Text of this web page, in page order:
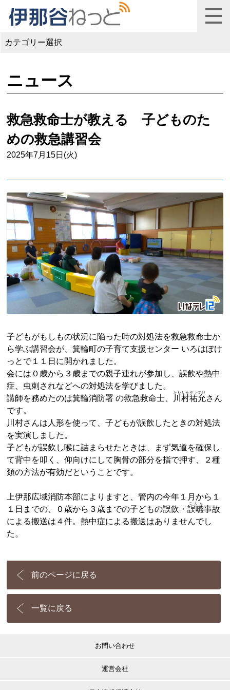
カテゴリー選択
ニュース
救急救命士が教える 子どものた
めの救急講習会
2025年7月15日(火)
子どもがもしもの状況に陥った時の対処法を救急救命士か
ら学ぶ講習会が、箕輪町の子育て支援センター いろはぽけ
っとで１１日に開かれました。
会には０歳から３歳までの親子連れが参加し、誤飲や熱中
症、虫刺されなどへの対処法を学びました。
講師を務めたのは箕輪消防署 の救急救命士、
川村
かわむら
祐
ゆう
允
すけ
さん
です。
川村さんは人形を使って、子どもが誤飲したときの対処法
を実演しました。
子どもが誤飲し喉に詰まらせたときは、まず気道を確保し
て背中を叩く、仰向けにして胸骨の部分を指で押す、２種
類の方法が有効だということです。
上伊那広域消防本部によりますと、管内の今年１月から１
１日までの、０歳から３歳までの子どもの誤飲・誤嚥
ごえん
事故
による搬送は４件。熱中症による搬送はありませんでし
た。
前のページに戻る
一覧に戻る
お問い合わせ
運営会社